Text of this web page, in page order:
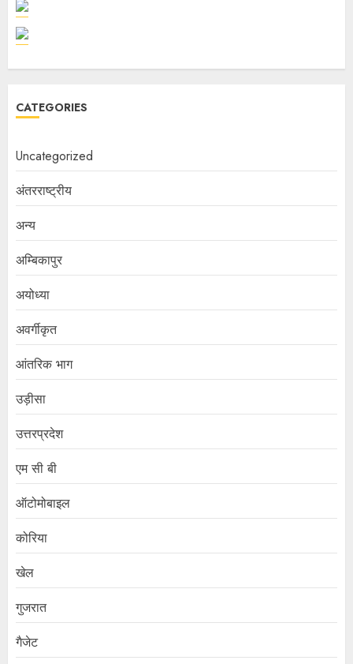
CATEGORIES
Uncategorized
अंतरराष्ट्रीय
अन्य
अम्बिकापुर
अयोध्या
अवर्गीकृत
आंतरिक भाग
उड़ीसा
उत्तरप्रदेश
एम सी बी
ऑटोमोबाइल
कोरिया
खेल
गुजरात
गैजेट